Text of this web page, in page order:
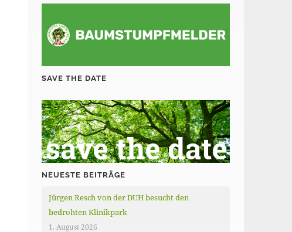
SAVE THE DATE
NEUESTE BEITRÄGE
Jürgen Resch von der DUH besucht den
bedrohten Klinikpark
1. August 2026